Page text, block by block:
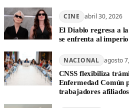
CINE abril 30, 2026
El Diablo regresa a
se enfrenta al
NACIONAL agosto
CNSS flexibiliza
Enfermedad Común
trabajadores afiliados